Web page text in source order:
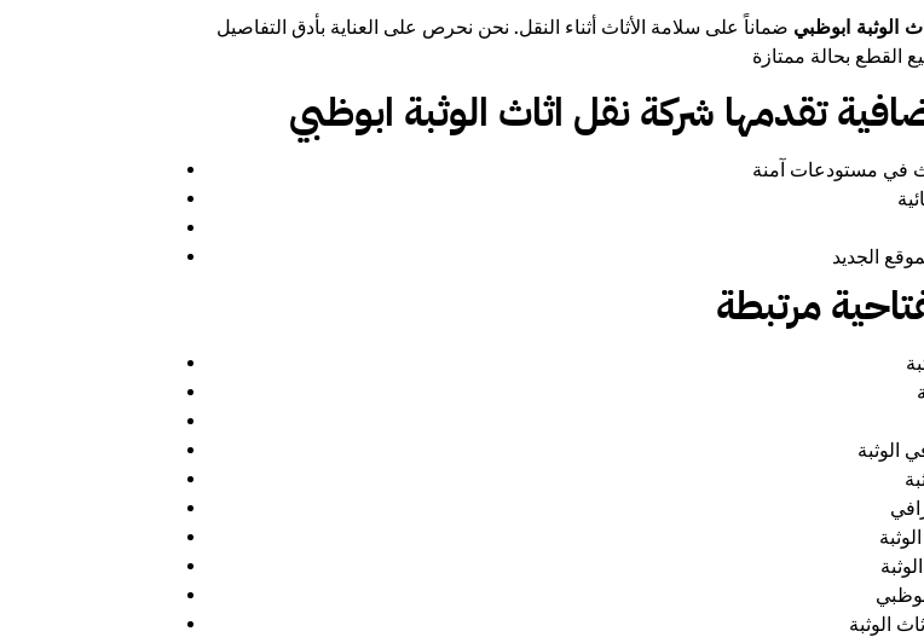
الوثبة ابوظبي ضماناً على سلامة الأثاث أثناء النقل. نحن نحرص على العناية بأدق التفاصيل
تقدمها شركة نقل اثاث الوثبة ابوظبي
في مستودعات آمنة
الجديد
الوثبة